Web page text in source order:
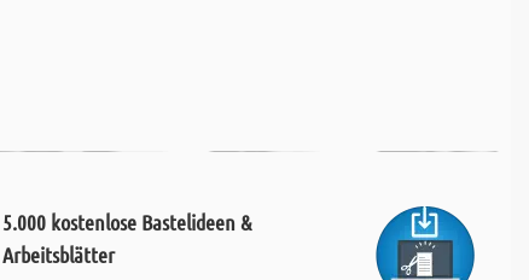
5.000 kostenlose Bastelideen &
Arbeitsblätter